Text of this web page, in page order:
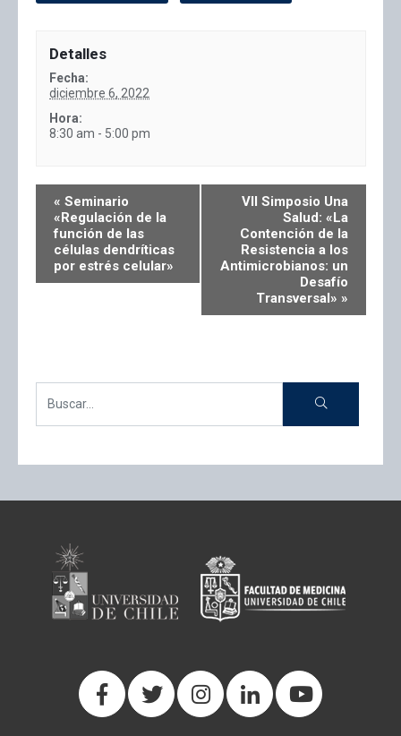
Detalles
Fecha:
diciembre 6, 2022
Hora:
8:30 am - 5:00 pm
« Seminario
«Regulación de la
función de las
células dendríticas
por estrés celular»
VII Simposio Una
Salud: «La
Contención de la
Resistencia a los
Antimicrobianos: un
Desafío
Transversal» »